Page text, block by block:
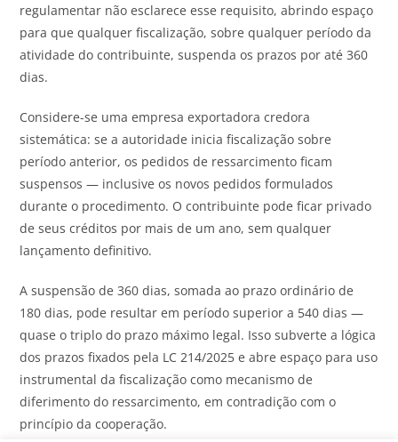
regulamentar não esclarece esse requisito, abrindo espaço
para que qualquer fiscalização, sobre qualquer período da
atividade do contribuinte, suspenda os prazos por até 360
dias.
Considere-se uma empresa exportadora credora
sistemática: se a autoridade inicia fiscalização sobre
período anterior, os pedidos de ressarcimento ficam
suspensos — inclusive os novos pedidos formulados
durante o procedimento. O contribuinte pode ficar privado
de seus créditos por mais de um ano, sem qualquer
lançamento definitivo.
A suspensão de 360 dias, somada ao prazo ordinário de
180 dias, pode resultar em período superior a 540 dias —
quase o triplo do prazo máximo legal. Isso subverte a lógica
dos prazos fixados pela LC 214/2025 e abre espaço para uso
instrumental da fiscalização como mecanismo de
diferimento do ressarcimento, em contradição com o
princípio da cooperação.